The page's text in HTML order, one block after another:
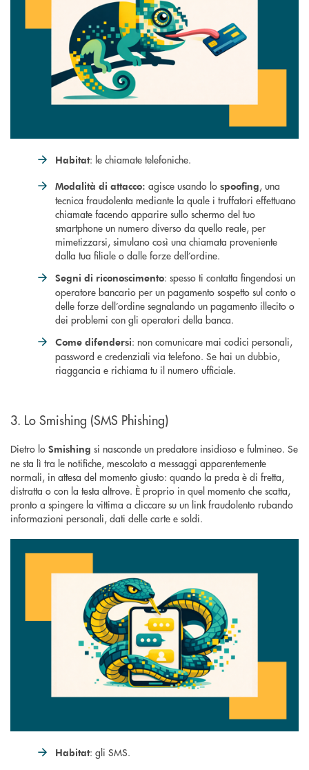
Habitat: le chiamate telefoniche.
Modalità di attacco: agisce usando lo spoofing, una
tecnica fraudolenta mediante la quale i truffatori effettuano
chiamate facendo apparire sullo schermo del tuo
smartphone un numero diverso da quello reale, per
mimetizzarsi, simulano così una chiamata proveniente
dalla tua filiale o dalle forze dell’ordine.
Segni di riconoscimento: spesso ti contatta fingendosi un
operatore bancario per un pagamento sospetto sul conto o
delle forze dell’ordine segnalando un pagamento illecito o
dei problemi con gli operatori della banca.
Come difendersi: non comunicare mai codici personali,
password e credenziali via telefono. Se hai un dubbio,
riaggancia e richiama tu il numero ufficiale.
3. Lo Smishing (SMS Phishing)
Dietro lo Smishing si nasconde un predatore insidioso e fulmineo. Se
ne sta lì tra le notifiche, mescolato a messaggi apparentemente
normali, in attesa del momento giusto: quando la preda è di fretta,
distratta o con la testa altrove. È proprio in quel momento che scatta,
pronto a spingere la vittima a cliccare su un link fraudolento rubando
informazioni personali, dati delle carte e soldi.
Habitat: gli SMS.